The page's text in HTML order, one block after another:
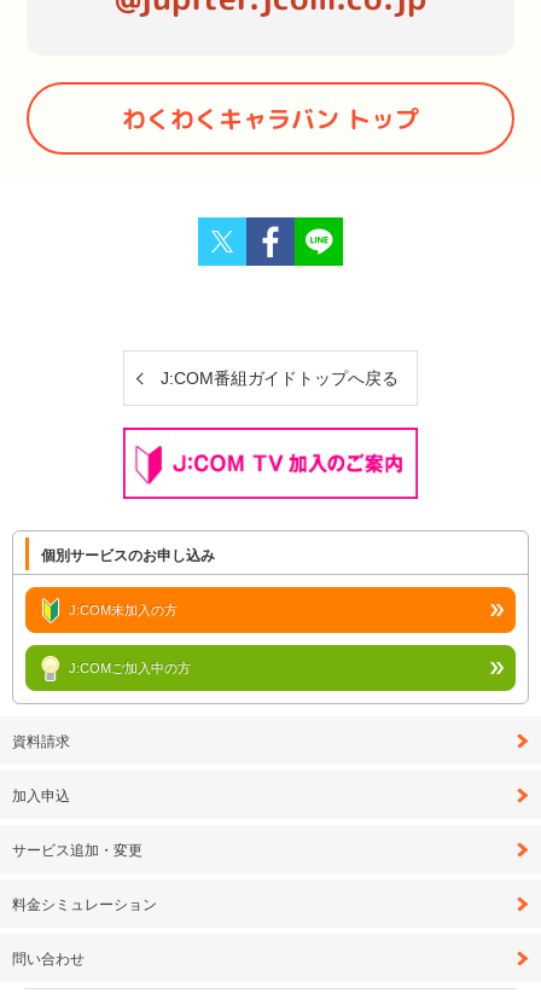
わくわくキャラバン トップ
Twitter Facebook
J:COM番組ガイドトップへ戻る
個別サービスのお申し込み
J:COM未加入の方
J:COMご加入中の方
資料請求
加入申込
サービス追加・変更
料金シミュレーション
問い合わせ